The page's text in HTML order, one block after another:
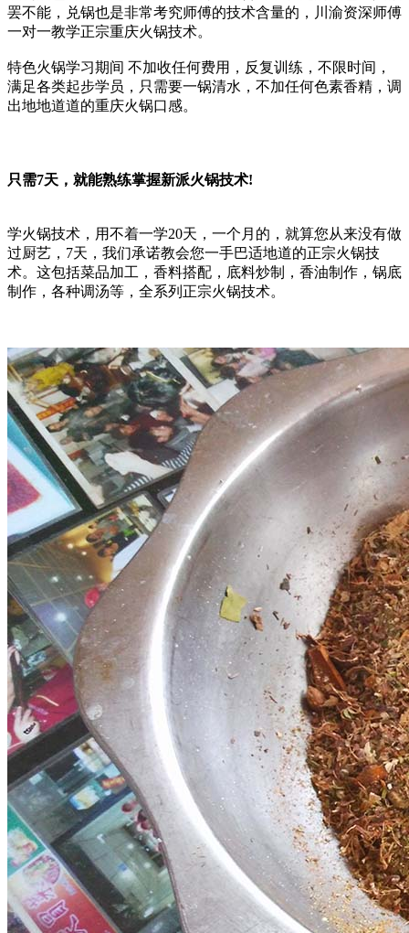
罢不能，兑锅也是非常考究师傅的技术含量的，川渝资深师傅
一对一教学正宗重庆火锅技术。
特色火锅学习期间 不加收任何费用，反复训练，不限时间，
满足各类起步学员，只需要一锅清水，不加任何色素香精，调
出地地道道的重庆火锅口感。
只需7天，就能熟练掌握新派火锅技术!
学火锅技术，用不着一学20天，一个月的，就算您从来没有做
过厨艺，7天，我们承诺教会您一手巴适地道的正宗火锅技
术。这包括菜品加工，香料搭配，底料炒制，香油制作，锅底
制作，各种调汤等，全系列正宗火锅技术。